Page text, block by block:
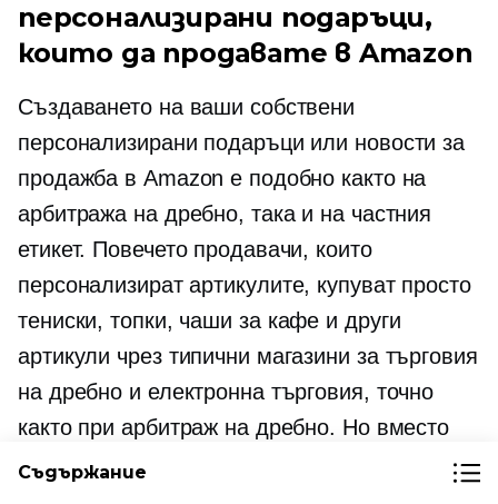
персонализирани подаръци,
които да продавате в Amazon
Създаването на ваши собствени
персонализирани подаръци или новости за
продажба в Amazon е подобно както на
арбитража на дребно, така и на частния
етикет. Повечето продавачи, които
персонализират артикулите, купуват просто
тениски, топки, чаши за кафе и други
артикули чрез типични магазини за търговия
на дребно и електронна търговия, точно
както при арбитраж на дребно. Но вместо
просто да ги продават такива, каквито са, те
Съдържание